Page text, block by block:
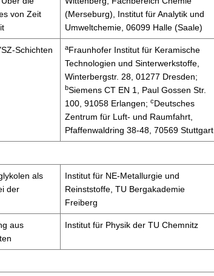
von Zeit
(Merseburg), Institut für Analytik und
Umweltchemie, 06099 Halle (Saale)
Schichten aFraunhofer Institut für Keramische
Technologien und Sinterwerkstoffe,
Winterbergstr. 28, 01277 Dresden;
bSiemens CT EN 1, Paul Gossen Str.
100, 91058 Erlangen; cDeutsches
Zentrum für Luft- und Raumfahrt,
Pfaffenwaldring 38-48, 70569 Stuttgart
als
der
Institut für NE-Metallurgie und
Reinststoffe, TU Bergakademie
Freiberg
aus
Institut für Physik der TU Chemnitz